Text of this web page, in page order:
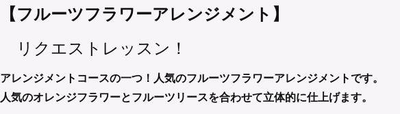
【フルーツフラワーアレンジメント】
リクエストレッスン！
アレンジメントコースの一つ！人気のフルーツフラワーアレンジメントです。
人気のオレンジフラワーとフルーツリースを合わせて立体的に仕上げます。